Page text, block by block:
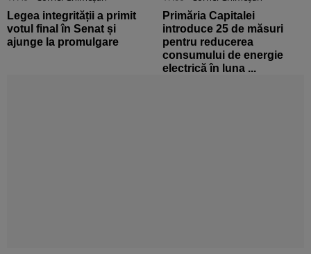
Legea integrității a primit
votul final în Senat și
ajunge la promulgare
Primăria Capitalei
introduce 25 de măsuri
pentru reducerea
consumului de energie
electrică în luna ...